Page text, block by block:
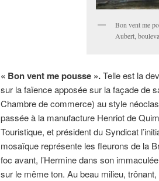
Bon vent me
Aubert,
« Bon vent me pousse ».Telle est la
sur la faïence apposée sur la façade de
Chambre de commerce) au style
passée à la manufacture Henriot de
Touristique, et président du Syndicat
mosaïque représente les fleurons de la
foc avant, l’Hermine dans son
sur le même ton. Au beau milieu,